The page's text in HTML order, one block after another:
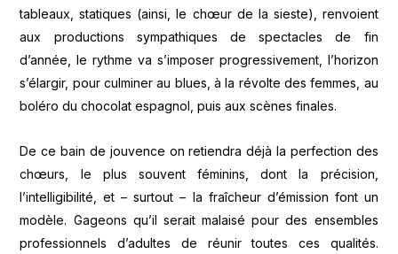
tableaux, statiques (ainsi, le chœur de la sieste), renvoient
aux productions sympathiques de spectacles de fin
d’année, le rythme va s’imposer progressivement, l’horizon
s’élargir, pour culminer au blues, à la révolte des femmes, au
boléro du chocolat espagnol, puis aux scènes finales.
De ce bain de jouvence on retiendra déjà la perfection des
chœurs, le plus souvent féminins, dont la précision,
l’intelligibilité, et – surtout – la fraîcheur d’émission font un
modèle. Gageons qu’il serait malaisé pour des ensembles
professionnels d’adultes de réunir toutes ces qualités.